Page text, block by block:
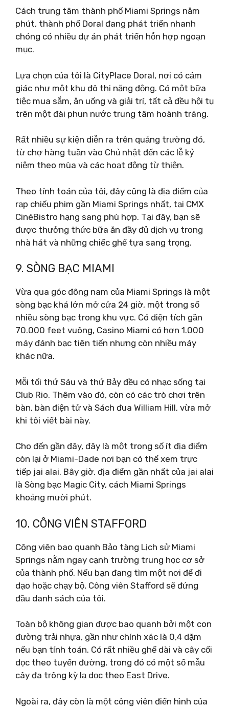
Cách trung tâm thành phố Miami Springs năm
phút, thành phố Doral đang phát triển nhanh
chóng có nhiều dự án phát triển hỗn hợp ngoạn
mục.
Lựa chọn của tôi là CityPlace Doral, nơi có cảm
giác như một khu đô thị năng động. Có một bữa
tiệc mua sắm, ăn uống và giải trí, tất cả đều hội tụ
trên một đài phun nước trung tâm hoành tráng.
Rất nhiều sự kiện diễn ra trên quảng trường đó,
từ chợ hàng tuần vào Chủ nhật đến các lễ kỷ
niệm theo mùa và các hoạt động từ thiện.
Theo tính toán của tôi, đây cũng là địa điểm của
rạp chiếu phim gần Miami Springs nhất, tại CMX
CinéBistro hạng sang phù hợp. Tại đây, bạn sẽ
được thưởng thức bữa ăn đầy đủ dịch vụ trong
nhà hát và những chiếc ghế tựa sang trọng.
9. SÒNG BẠC MIAMI
Vừa qua góc đông nam của Miami Springs là một
sòng bạc khá lớn mở cửa 24 giờ, một trong số
nhiều sòng bạc trong khu vực. Có diện tích gần
70.000 feet vuông, Casino Miami có hơn 1.000
máy đánh bạc tiên tiến nhưng còn nhiều máy
khác nữa.
Mỗi tối thứ Sáu và thứ Bảy đều có nhạc sống tại
Club Rio. Thêm vào đó, còn có các trò chơi trên
bàn, bàn điện tử và Sách đua William Hill, vừa mở
khi tôi viết bài này.
Cho đến gần đây, đây là một trong số ít địa điểm
còn lại ở Miami-Dade nơi bạn có thể xem trực
tiếp jai alai. Bây giờ, địa điểm gần nhất của jai alai
là Sòng bạc Magic City, cách Miami Springs
khoảng mười phút.
10. CÔNG VIÊN STAFFORD
Công viên bao quanh Bảo tàng Lịch sử Miami
Springs nằm ngay cạnh trường trung học cơ sở
của thành phố. Nếu bạn đang tìm một nơi để đi
dạo hoặc chạy bộ, Công viên Stafford sẽ đứng
đầu danh sách của tôi.
Toàn bộ không gian được bao quanh bởi một con
đường trải nhựa, gần như chính xác là 0,4 dặm
nếu bạn tính toán. Có rất nhiều ghế dài và cây cối
dọc theo tuyến đường, trong đó có một số mẫu
cây đa trông kỳ lạ dọc theo East Drive.
Ngoài ra, đây còn là một công viên điển hình của